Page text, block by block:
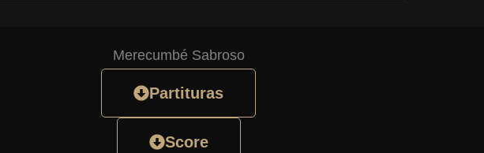
Merecumbé Sabroso
Partituras
Score